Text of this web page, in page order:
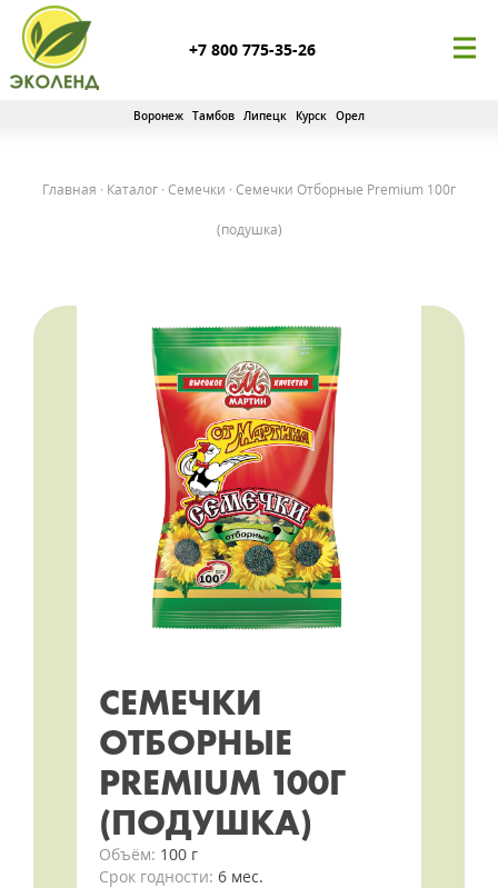
+7 800 775-35-26
Воронеж Тамбов Липецк Курск Орел
Главная · Каталог · Семечки · Семечки Отборные Premium 100г
(подушка)
СЕМЕЧКИ
ОТБОРНЫЕ
PREMIUM 100Г
(ПОДУШКА)
Объём: 100 г
Срок годности: 6 мес.